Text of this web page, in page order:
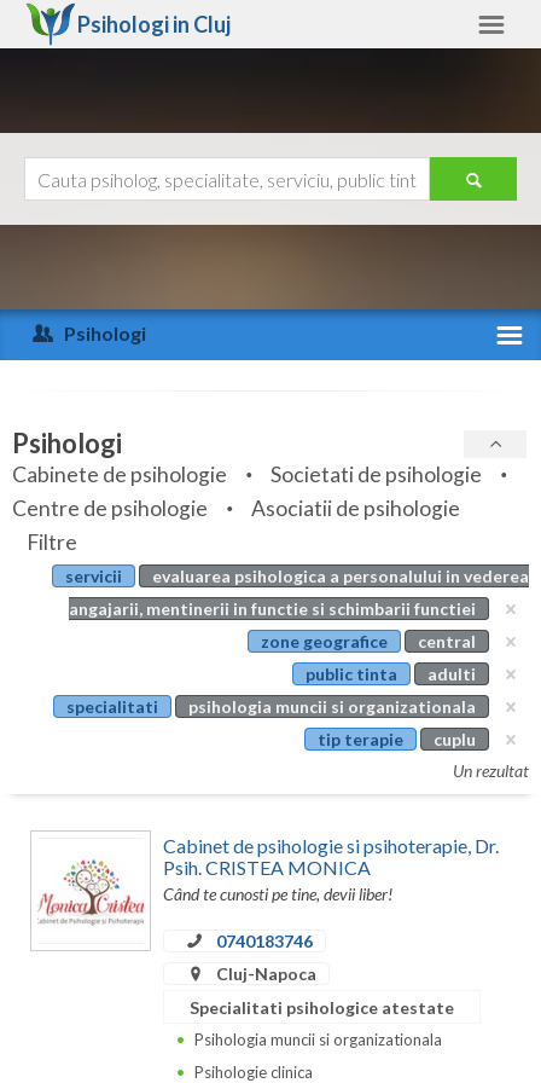
Psihologi in Cluj
Arad
Arges
Bihor
Bistrita-Nasaud
Botosani
Braila
Bucuresti
Calarasi
Cluj
Ajutor
Psihologi
Specialitati
Servicii
Articole
Evenimente
Psihologi
Cabinete de psihologie
Societati de psihologie
Centre de psihologie
Asociatii de psihologie
Filtre
servicii
evaluarea psihologica a personalului in vederea
angajarii, mentinerii in functie si schimbarii functiei
zone geografice
central
public tinta
adulti
specialitati
psihologia muncii si organizationala
tip terapie
cuplu
Un rezultat
Cabinet de psihologie si psihoterapie, Dr.
Psih. CRISTEA MONICA
Când te cunosti pe tine, devii liber!
0740183746
Cluj-Napoca
Specialitati psihologice atestate
Psihologia muncii si organizationala
Psihologie clinica